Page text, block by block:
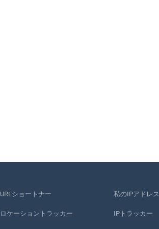
URLショートナー
ロケーショントラッカー
私のIPアドレス
IPトラッカー